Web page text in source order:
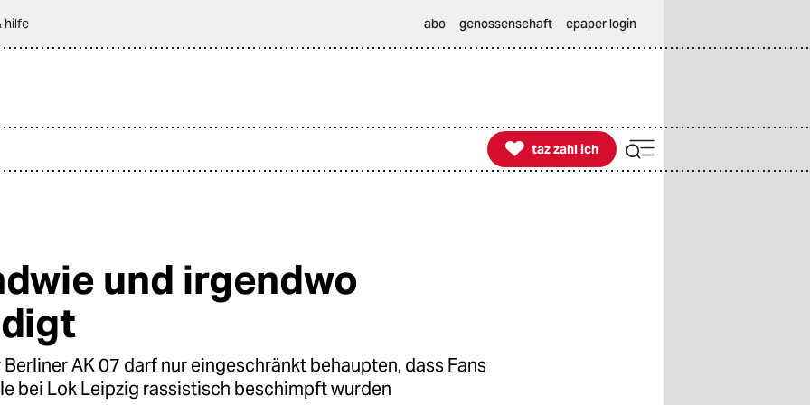
hilfe abo genossenschaft epaper login

taz zahl ich
taz zahl ich
und irgendwo
Berliner AK 07 darf nur eingeschränkt behaupten, dass Fans
bei Lok Leipzig rassistisch beschimpft wurden